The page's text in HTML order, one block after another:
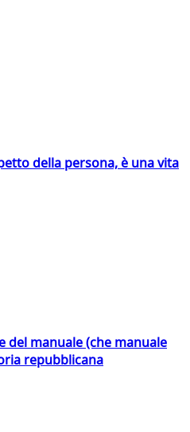
della persona, è una vita
del manuale (che manuale
repubblicana